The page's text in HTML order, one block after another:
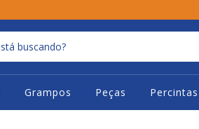
Grampos Peças Percintas